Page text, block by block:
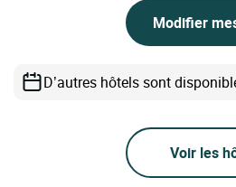
Modifier
D’autres hôtels sont
Voir les